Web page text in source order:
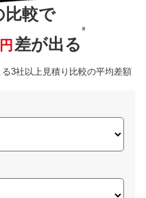
比較で
差が出る
※
3社以上見積り比較の平均差額